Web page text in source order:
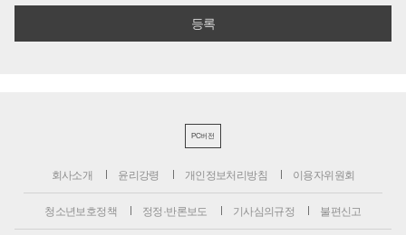
PC버전
회사소개 윤리강령 개인정보처리방침 이용자위원회
청소년보호정책 정정·반론보도 기사심의규정 불편신고